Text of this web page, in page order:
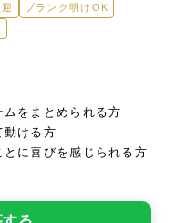
ブランク明けOK
ムをまとめられる方
動ける方
とに喜びを感じられる方